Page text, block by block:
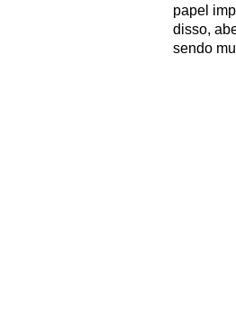
papel
disso,
sendo